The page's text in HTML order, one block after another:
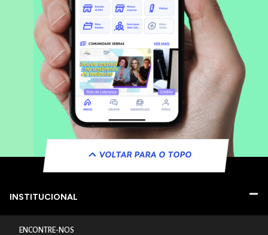
VOLTAR PARA O TOPO
INSTITUCIONAL
ENCONTRE-NOS